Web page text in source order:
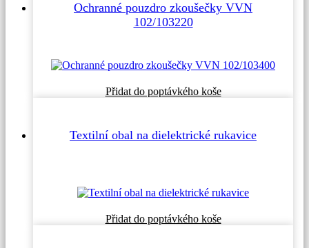
Ochranné pouzdro zkoušečky VVN
102/103220
Přidat do poptávkého koše
Textilní obal na dielektrické rukavice
Přidat do poptávkého koše